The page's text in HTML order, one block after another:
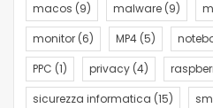
macos (9) malware (9)
monitor (6) MP4 (5)
PPC (1) privacy (4)
sicurezza informatica (15)